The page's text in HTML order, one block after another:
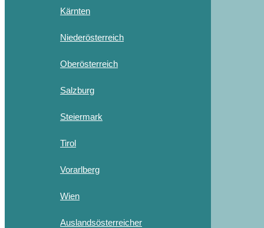
Kärnten
Niederösterreich
Oberösterreich
Salzburg
Steiermark
Tirol
Vorarlberg
Wien
Auslandsösterreicher